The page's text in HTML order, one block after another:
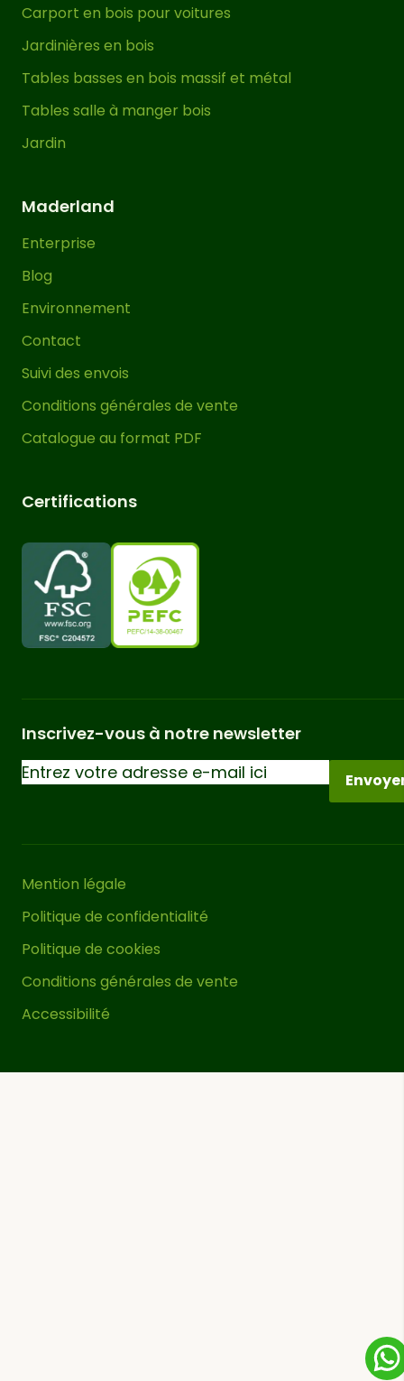
Carport en bois pour voitures
Jardinières en bois
Tables basses en bois massif et métal
Tables salle à manger bois
Jardin
Maderland
Enterprise
Blog
Environnement
Contact
Suivi des envois
Conditions générales de vente
Catalogue au format PDF
Certifications
Inscrivez-vous à notre newsletter
Mention légale
Politique de confidentialité
Politique de cookies
Conditions générales de vente
Accessibilité